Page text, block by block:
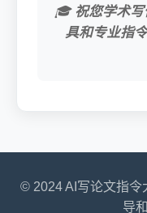
🎓 祝您学术
具和专业指
© 2024 AI写论文指令
导